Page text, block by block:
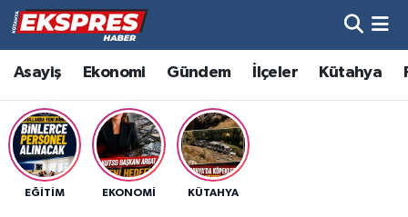
Asayiş Ekonomi Gündem İlçeler Kütahya
EĞITIM EKONOMI KÜTAHYA
Altıntaş
Asayiş
Aslanapa
Hava Durumu
Trafik Durumu
Süper Lig Puan Durumu ve Fikstür